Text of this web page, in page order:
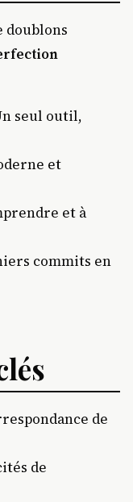
doublons
seul outil,
et
et à
commits en
de
de